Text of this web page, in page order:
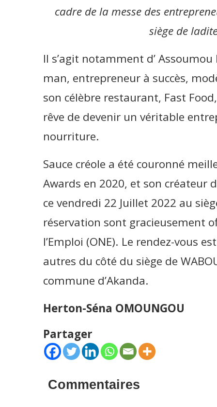
cadre de la messe des
siège de
Il s’agit notamment d’
man, entrepreneur à succès,
son célèbre restaurant, Fast
rêve de devenir un véritable
nourriture.
Sauce créole a été couronné
Awards en 2020, et son créateur
ce vendredi 22 Juillet 2022 au
réservation sont gracieusement
l’Emploi (ONE). Le rendez-vous
autres du côté du siège de
commune d’Akanda.
Herton-Séna OMOUNGOU
Partager
Commentaires